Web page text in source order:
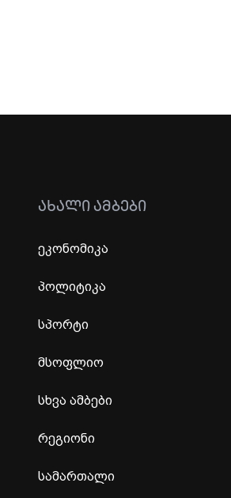
ᲐᲮᲐᲚᲘ ᲐᲛᲑᲔᲑᲘ
ეკონომიკა
პოლიტიკა
სპორტი
მსოფლიო
სხვა ამბები
რეგიონი
სამართალი